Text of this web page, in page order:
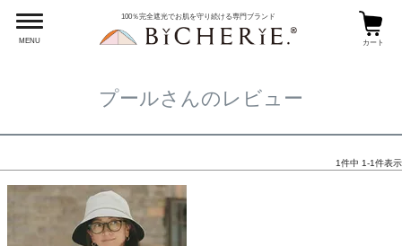
MENU
100％完全遮光でお肌を守り続ける専門ブランド
カート
HOME プールさんのレビュー
プールさんのレビュー
1件中 1-1件表示